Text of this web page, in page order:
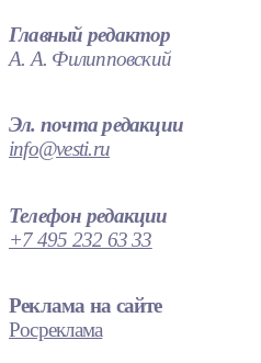
Главный редактор
А. А. Филипповский
Эл. почта редакции
info@vesti.ru
Телефон редакции
+7 495 232 63 33
Реклама на сайте
Росреклама